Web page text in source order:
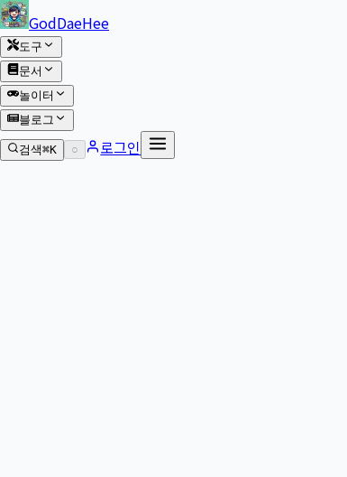
본문 바로가기
GodDaeHee
도구
문서
놀이터
블로그
검색⌘K ○
로그인